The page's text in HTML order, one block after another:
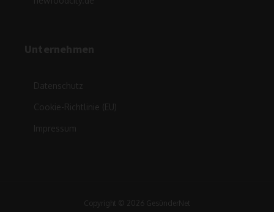
Unternehmen
Datenschutz
Cookie-Richtlinie (EU)
Impressum
Copyright © 2026 GesünderNet